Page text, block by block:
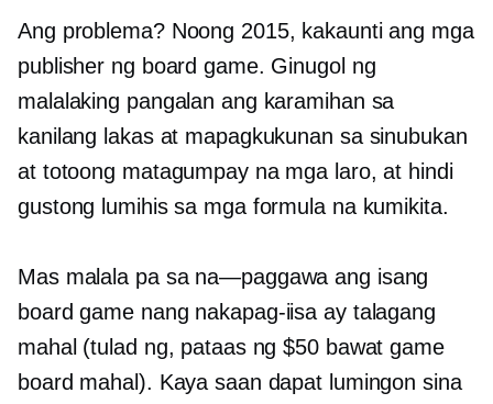
Ang problema? Noong 2015, kakaunti ang mga
publisher ng board game. Ginugol ng
malalaking pangalan ang karamihan sa
kanilang lakas at mapagkukunan sa sinubukan
at totoong matagumpay na mga laro, at hindi
gustong lumihis sa mga formula na kumikita.
Mas malala pa sa na—paggawa ang isang
board game nang nakapag-iisa ay talagang
mahal (tulad ng, pataas ng $50 bawat game
board mahal). Kaya saan dapat lumingon sina